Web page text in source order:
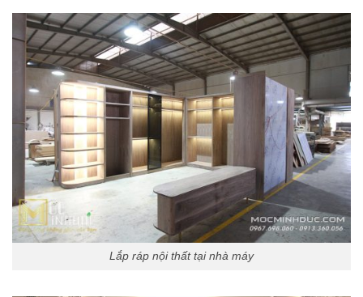
Lắp ráp nội thất tại nhà máy